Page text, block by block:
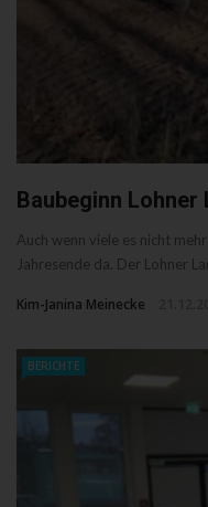
Baubeginn Lohner
Auch wenn viele es nicht
Jahresende da. Der Lohner
Kim-Janina Meinecke
BERICHTE